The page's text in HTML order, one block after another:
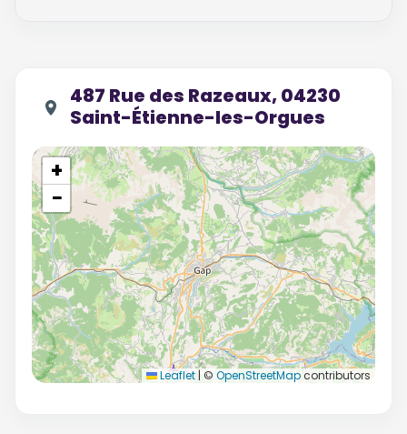
487 Rue des Razeaux, 04230
Saint-Étienne-les-Orgues
+
−
Leaflet | © OpenStreetMapcontributors